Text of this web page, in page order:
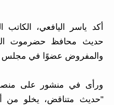
أكد ياسر اليافعي،
حديث محافظ حضرموت
والمفروض عضوًا في مجلس
ورأى في منشور على منصة
"حديث متناقض، يخلو من